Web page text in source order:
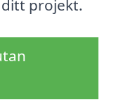
projekt.